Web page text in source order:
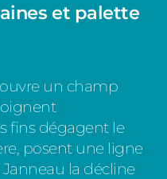
et palette
un champ
fins dégagent le
posent une ligne
la décline